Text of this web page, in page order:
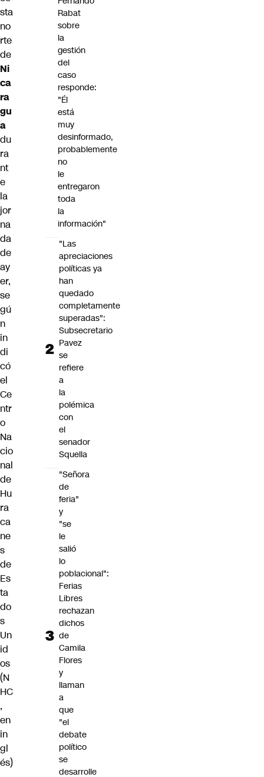
sta
no
rte
de
Ni
ca
ra
gu
a
du
ra
nt
e
la
jor
na
da
de
ay
er,
se
gú
n
in
di
có
el
Ce
ntr
o
Na
cio
nal
de
Hu
ra
ca
ne
s
de
Es
ta
do
s
Un
id
os
(N
HC
,
en
in
gl
és)
Rabat
sobre
la
gestión
del
caso
responde:
"Él
está
muy
desinformado,
probablemente
no
le
entregaron
toda
la
información"
"Las
apreciaciones
políticas ya
han
quedado
completamente
superadas":
Subsecretario
Pavez
se
refiere
a
la
polémica
con
el
senador
Squella
"Señora
de
feria"
y
"se
le
salió
lo
poblacional":
Ferias
Libres
rechazan
dichos
de
Camila
Flores
y
llaman
a
que
"el
debate
político
se
desarrolle